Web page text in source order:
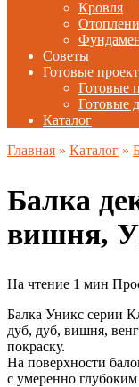
Кровля
Советы
Готовые
Готовые
Готовые
Каталог
Главная » Каталог »
Балка
вишня,
На чтение 1 мин
Балка Уникс серии
дуб, дуб, вишня,
покраску.
На поверхности
с умеренно